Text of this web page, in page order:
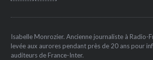
Isabelle Monrozier. Ancienne journaliste à Radio-
levée aux aurores pendant près de 20 ans pour
auditeurs de France-Inter.